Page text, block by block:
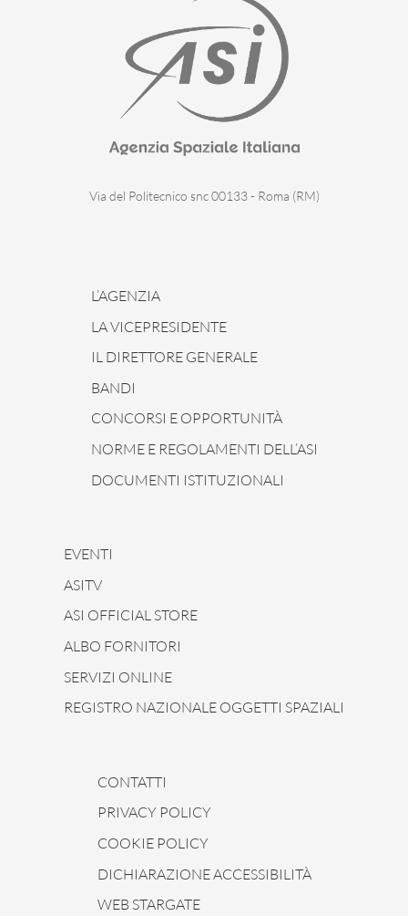
Via del Politecnico snc 00133 - Roma (RM)
L’AGENZIA
LA VICEPRESIDENTE
IL DIRETTORE GENERALE
BANDI
CONCORSI E OPPORTUNITÀ
NORME E REGOLAMENTI DELL’ASI
DOCUMENTI ISTITUZIONALI
EVENTI
ASITV
ASI OFFICIAL STORE
ALBO FORNITORI
SERVIZI ONLINE
REGISTRO NAZIONALE OGGETTI SPAZIALI
CONTATTI
PRIVACY POLICY
COOKIE POLICY
DICHIARAZIONE ACCESSIBILITÀ
WEB STARGATE